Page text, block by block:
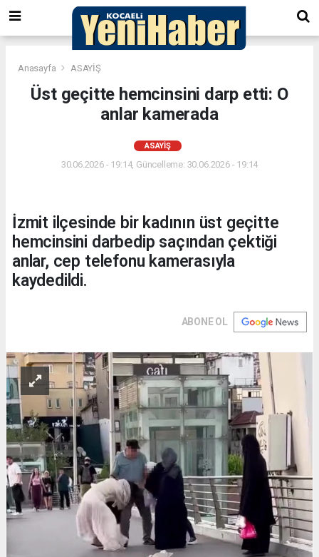
Anasayfa ASAYİŞ
Üst geçitte hemcinsini darp etti: O
anlar kamerada
ASAYİŞ
30.06.2026 - 19:14, Güncelleme: 30.06.2026 - 19:14
İzmit ilçesinde bir kadının üst geçitte
hemcinsini darbedip saçından çektiği
anlar, cep telefonu kamerasıyla
kaydedildi.
ABONE OL